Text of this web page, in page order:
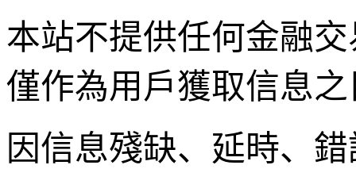
本站不提供任何金融
僅作為用戶獲取信息
因信息殘缺、延時、